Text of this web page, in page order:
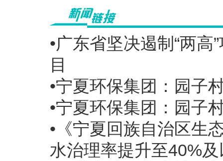
•广东省坚决遏制“两
目
•宁夏环保集团：园子
•宁夏环保集团：园子
•《宁夏回族自治区生
水治理率提升至40%